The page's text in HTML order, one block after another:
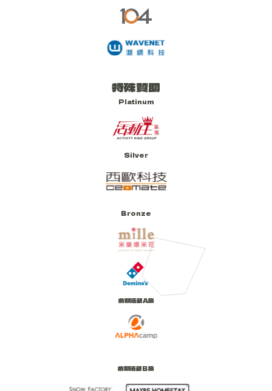
跨領域，運用共享、共創的資源，實際動手解決問題。過程中將促進各方人才創作交流，激發新
工作坊細節
特殊贊助
Platinum
Silver
Bronze
前期活動A級
前期活動B級